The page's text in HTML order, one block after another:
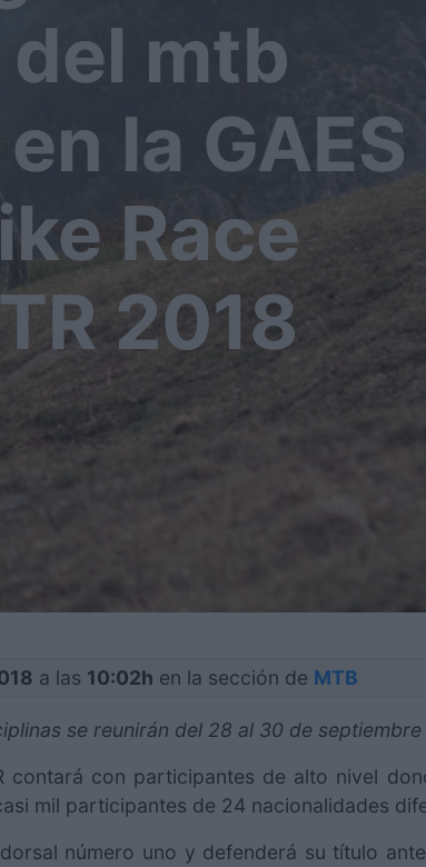
mtb
la GAES
Race
2018
a las 10:02h en la sección de MTB
se reunirán del 28 al 30 de septiembre
contará con participantes de alto nivel
mil participantes de 24 nacionalidades
número uno y defenderá su título